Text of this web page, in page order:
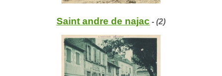
Saint andre de najac - (2)